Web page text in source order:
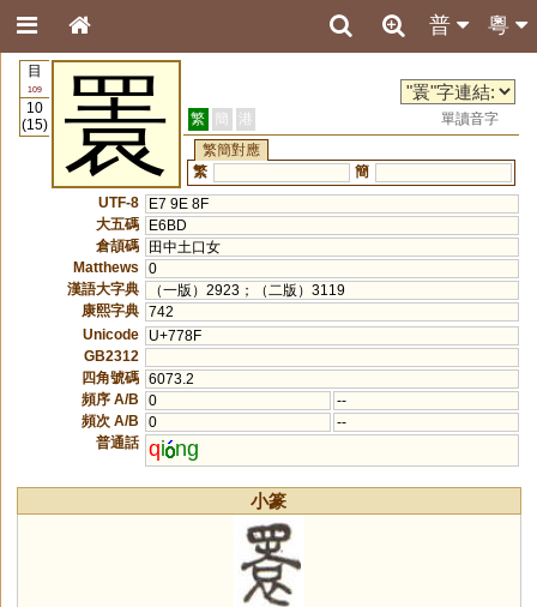
粵
普
目
109
10
(15)
瞏 繁 簡 港
單讀音字
繁簡對應
繁
簡
UTF-8
E7 9E 8F
大五碼
E6BD
倉頡碼
田中土口女
Matthews
0
漢語大字典
（一版）2923；（二版）3119
康熙字典 742
Unicode
U+778F
GB2312
四角號碼 6073.2
頻序 A/B
0
--
頻次 A/B
0
--
普通話 qi ng
小篆